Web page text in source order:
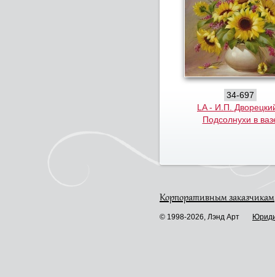
34-697
LA - И.П.
Подсолнухи в
Корпоративным заказчикам
© 1998-2026, Лэнд Арт